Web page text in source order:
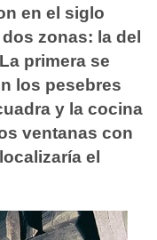
en el siglo
zonas: la del
primera se
los pesebres
y la cocina
ventanas con
el